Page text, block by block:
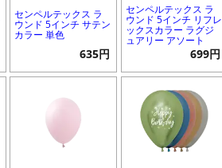
センペルテックス ラ
ウンド 5インチ サテン
カラー 単色
635円
センペルテックス ラ
ウンド 5インチ リフレ
ックスカラー ラグジ
ュアリー アソート
699円